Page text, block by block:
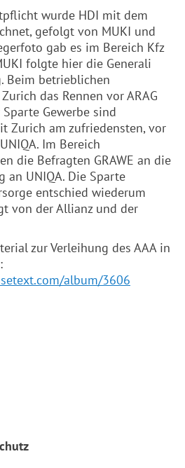
wurde HDI mit dem
gefolgt von MUKI und
gab es im Bereich Kfz
folgte hier die Generali
Beim betrieblichen
das Rennen vor ARAG
Gewerbe sind
Zurich am zufriedensten, vor
Im Bereich
die Befragten GRAWE an die
an UNIQA. Die Sparte
entschied wiederum
von der Allianz und der
zur Verleihung des AAA in
album/3606